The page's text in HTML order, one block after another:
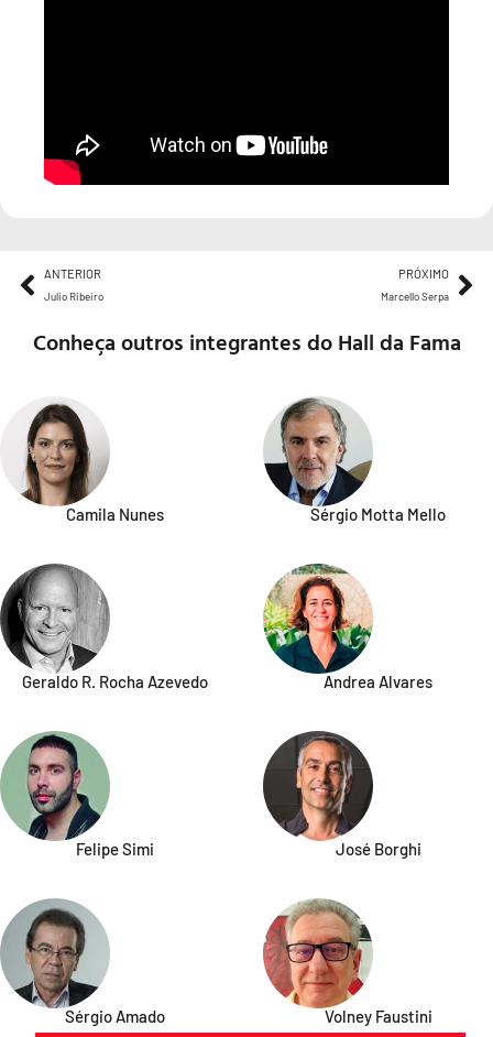
ANTERIOR
Julio Ribeiro
PRÓXIMO
Marcello Serpa
Conheça outros integrantes do Hall da Fama
Camila Nunes Sérgio Motta Mello
Geraldo R. Rocha Azevedo Andrea Alvares
Felipe Simi José Borghi
Sérgio Amado Volney Faustini